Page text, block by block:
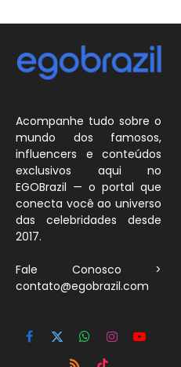
Acompanhe tudo sobre o
mundo dos famosos,
influencers e conteúdos
exclusivos aqui no
EGOBrazil — o portal que
conecta você ao universo
das celebridades desde
2017.
Fale Conosco >
contato@egobrazil.com
Facebook
X
(Twitter)
WhatsApp
InstagramYouTube